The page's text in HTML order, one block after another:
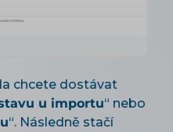
chcete dostávat
u importu“ nebo
“. Následně stačí